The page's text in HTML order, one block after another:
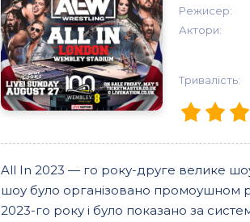
Режисер:
Актори:
Тривалість:
All In 2023 — го року-друге велике
шоу було організовано промоушном
2023-го року і було показано за